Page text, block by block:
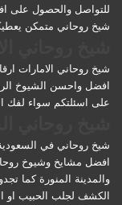
للتواصل والحصول على
شيخ روحاني متمكن
شيخ روحاني الامارات
افضل واحسن الشيوخ
على اسئلتكم سواء لفك
شيخ روحاني في
افضل مشايخ وشيوخ
والمدينة المنورة كما
الكشف لجلب الحبيب او